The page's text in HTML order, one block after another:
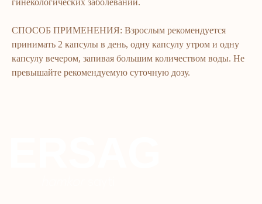
гинекологических заболеваний.
СПОСОБ ПРИМЕНЕНИЯ: Взрослым рекомендуется
принимать 2 капсулы в день, одну капсулу утром и одну
капсулу вечером, запивая большим количеством воды. Не
превышайте рекомендуемую суточную дозу.
Kontaktlar
Maxfiylik siyosati
Uy uchun
Kosmetika
Shaxsiy gigiyena
Parfyumeriya
To‘lov va yetkazib berish
Ommaviy oferta